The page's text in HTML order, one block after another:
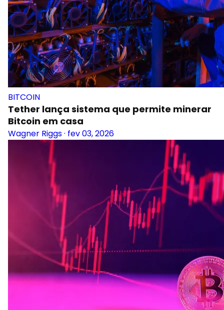
BITCOIN
Tether lança sistema que permite minerar
Bitcoin em casa
Wagner Riggs· fev 03, 2026